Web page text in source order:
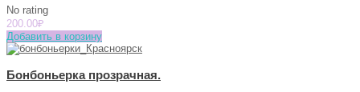
No rating
200.00₽
Добавить в корзину
Бонбоньерка прозрачная.